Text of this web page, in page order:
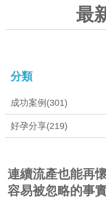
最
分類
成功案例(301)
好孕分享(219)
連續流產也能再
容易被忽略的事